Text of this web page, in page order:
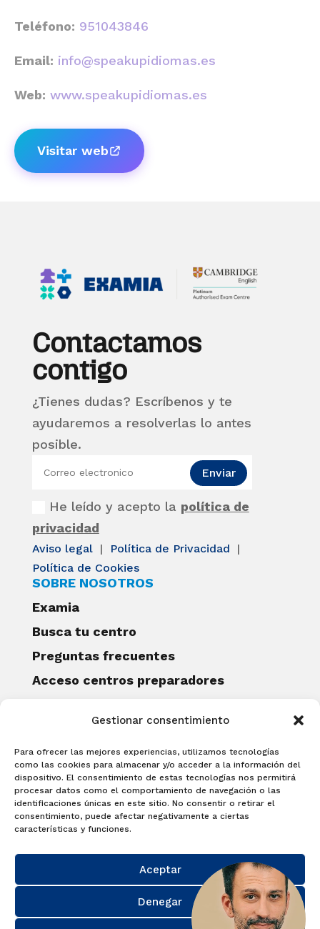
Gestionar consentimiento
Para ofrecer las mejores experiencias, utilizamos tecnologías
como las cookies para almacenar y/o acceder a la información del
dispositivo. El consentimiento de estas tecnologías nos permitirá
procesar datos como el comportamiento de navegación o las
identificaciones únicas en este sitio. No consentir o retirar el
consentimiento, puede afectar negativamente a ciertas
características y funciones.
Aceptar
Denegar
Teléfono: 951043846
Email: info@speakupidiomas.es
Web: www.speakupidiomas.es
Visitar web
Contactamos
contigo
¿Tienes dudas? Escríbenos y te
ayudaremos a resolverlas lo antes
posible.
He leído y acepto la política de
privacidad
Enviar
Aviso legal | Política de Privacidad
|
Política de Cookies
SOBRE NOSOTROS
Examia
Busca tu centro
Preguntas frecuentes
Acceso centros preparadores
Becas Examia
Contacto
CERTIFICACIONES
Linguaskill
Cambridge English Qualifications
EXAMÍNATE
Matricúlate con nosotros y obtén tu